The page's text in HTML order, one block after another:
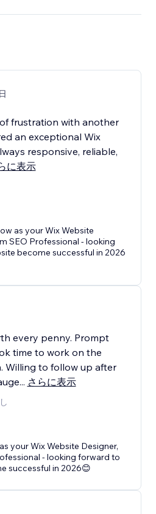
frustration with another
an exceptional Wix
responsive, reliable,
に表示
as your Wix Website
SEO Professional - looking
become successful in 2026
every penny. Prompt
time to work on the
Willing to follow up after
... さらに表示
your Wix Website Designer,
- looking forward to
successful in 2026😊